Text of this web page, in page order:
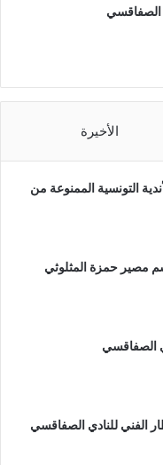
الصفاقسي
الأخيرة
التونسية الممنوعة من
مصير حمزة المثلوثي
الصفاقسي
الفني للنادي الصفاقسي